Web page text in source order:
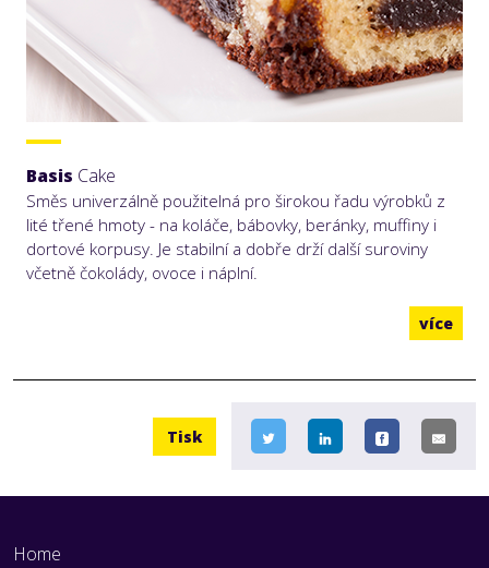
Basis Cake
Směs univerzálně použitelná pro širokou řadu výrobků z
lité třené hmoty - na koláče, bábovky, beránky, muffiny i
dortové korpusy. Je stabilní a dobře drží další suroviny
včetně čokolády, ovoce i náplní.
více
Tisk
Home